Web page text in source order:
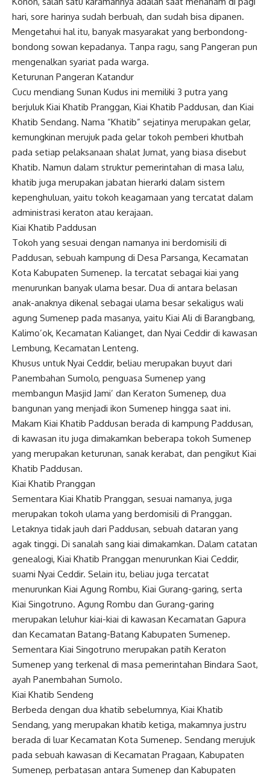
hari, sore harinya sudah berbuah, dan sudah bisa dipanen.
Mengetahui hal itu, banyak masyarakat yang berbondong-
bondong sowan kepadanya. Tanpa ragu, sang Pangeran pun
mengenalkan syariat pada warga.
Keturunan Pangeran Katandur
Cucu mendiang Sunan Kudus ini memiliki 3 putra yang
berjuluk Kiai Khatib Pranggan, Kiai Khatib Paddusan, dan Kiai
Khatib Sendang. Nama “Khatib” sejatinya merupakan gelar,
kemungkinan merujuk pada gelar tokoh pemberi khutbah
pada setiap pelaksanaan shalat Jumat, yang biasa disebut
Khatib. Namun dalam struktur pemerintahan di masa lalu,
khatib juga merupakan jabatan hierarki dalam sistem
kepenghuluan, yaitu tokoh keagamaan yang tercatat dalam
administrasi keraton atau kerajaan.
Kiai Khatib Paddusan
Tokoh yang sesuai dengan namanya ini berdomisili di
Paddusan, sebuah kampung di Desa Parsanga, Kecamatan
Kota Kabupaten Sumenep. Ia tercatat sebagai kiai yang
menurunkan banyak ulama besar. Dua di antara belasan
anak-anaknya dikenal sebagai ulama besar sekaligus wali
agung Sumenep pada masanya, yaitu Kiai Ali di Barangbang,
Kalimo’ok, Kecamatan Kalianget, dan Nyai Ceddir di kawasan
Lembung, Kecamatan Lenteng.
Khusus untuk Nyai Ceddir, beliau merupakan buyut dari
Panembahan Sumolo, penguasa Sumenep yang
membangun Masjid Jami’ dan Keraton Sumenep, dua
bangunan yang menjadi ikon Sumenep hingga saat ini.
Makam Kiai Khatib Paddusan berada di kampung Paddusan,
di kawasan itu juga dimakamkan beberapa tokoh Sumenep
yang merupakan keturunan, sanak kerabat, dan pengikut Kiai
Khatib Paddusan.
Kiai Khatib Pranggan
Sementara Kiai Khatib Pranggan, sesuai namanya, juga
merupakan tokoh ulama yang berdomisili di Pranggan.
Letaknya tidak jauh dari Paddusan, sebuah dataran yang
agak tinggi. Di sanalah sang kiai dimakamkan. Dalam catatan
genealogi, Kiai Khatib Pranggan menurunkan Kiai Ceddir,
suami Nyai Ceddir. Selain itu, beliau juga tercatat
menurunkan Kiai Agung Rombu, Kiai Gurang-garing, serta
Kiai Singotruno. Agung Rombu dan Gurang-garing
merupakan leluhur kiai-kiai di kawasan Kecamatan Gapura
dan Kecamatan Batang-Batang Kabupaten Sumenep.
Sementara Kiai Singotruno merupakan patih Keraton
Sumenep yang terkenal di masa pemerintahan Bindara Saot,
ayah Panembahan Sumolo.
Kiai Khatib Sendeng
Berbeda dengan dua khatib sebelumnya, Kiai Khatib
Sendang, yang merupakan khatib ketiga, makamnya justru
berada di luar Kecamatan Kota Sumenep. Sendang merujuk
pada sebuah kawasan di Kecamatan Pragaan, Kabupaten
Sumenep, perbatasan antara Sumenep dan Kabupaten